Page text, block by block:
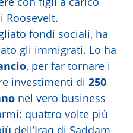
fondi sociali, ha
gli immigrati. Lo ha
, per far tornare i
investimenti di250
nel vero business
quattro volte più
dell’Iraq di Saddam.